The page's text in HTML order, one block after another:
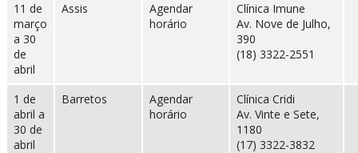
11 de
março
a 30
de
abril
Assis
Agendar
horário
Clínica Imune
Av. Nove de Julho,
390
(18) 3322-2551
1 de
abril a
30 de
abril
Barretos
Agendar
horário
Clínica Cridi
Av. Vinte e Sete,
1180
(17) 3322-3832